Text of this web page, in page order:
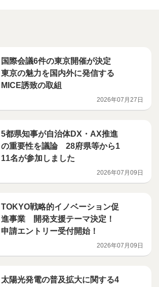
国際会議6件の東京開催が決定
東京の魅力を国内外に発信する
MICE誘致の取組
2026年07月27日
5都県知事が自治体DX・AX推進
の重要性を議論 28府県等から1
11名が参加しました
2026年07月09日
TOKYO戦略的イノベーション促
進事業 開発支援テーマ決定！
申請エントリー受付開始！
2026年07月09日
太陽光発電の普及拡大に関する4